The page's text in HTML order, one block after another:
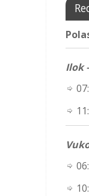
Ilok